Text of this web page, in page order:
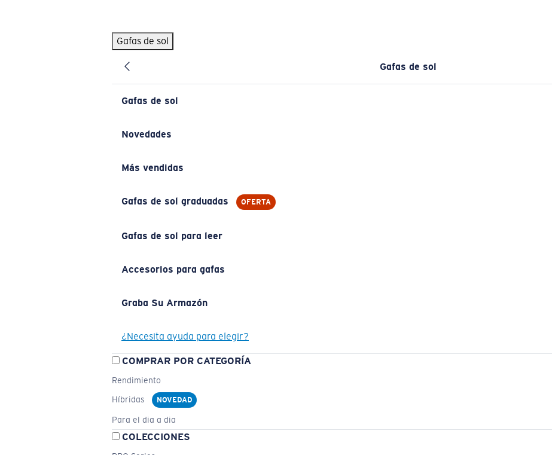
Gafas de sol
Gafas de sol
Gafas de sol
Novedades
Más vendidas
Gafas de sol graduadas OFERTA
Gafas de sol para leer
Accesorios para gafas
Graba Su Armazón
¿Necesita ayuda para elegir?
COMPRAR POR CATEGORÍA
Rendimiento
Híbridas
NOVEDAD
Para el dia a dia
COLECCIONES
BÚSQUEDAS POPULARES
Pilothouse PRO Limited Edition Pack
Gafas de sol personalizadas
Los más vendidos de gafas de sol